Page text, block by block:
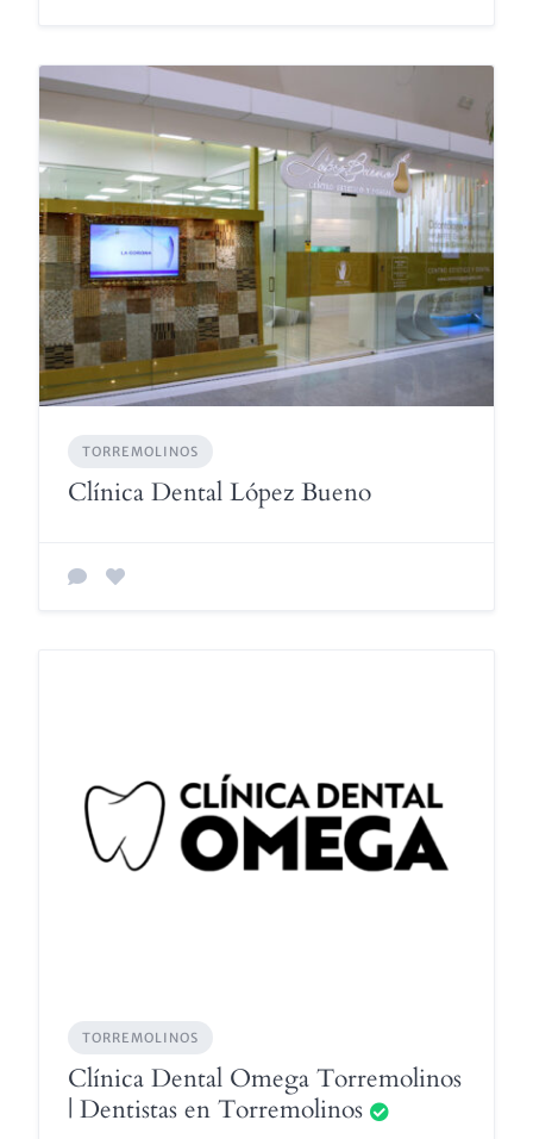
TORREMOLINOS
Clínica Dental López Bueno
TORREMOLINOS
Clínica Dental Omega Torremolinos
| Dentistas en Torremolinos